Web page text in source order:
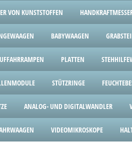
VON KUNSTSTOFFEN
BABYWAAGEN
PLATTEN
STÜTZRINGE
ANALOG- UND DIGITALWANDLER
VIDEOMIKROSKOPE